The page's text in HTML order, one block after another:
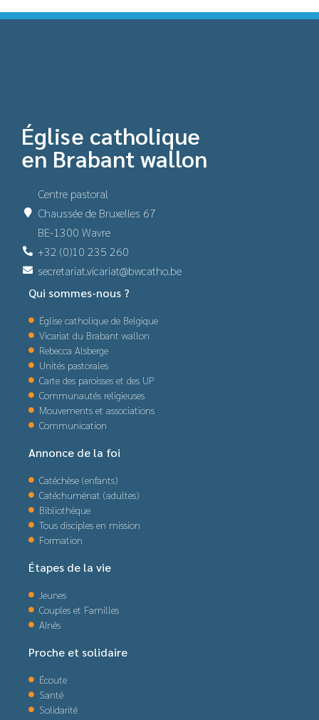
Église catholique
en Brabant wallon
Centre pastoral
Chaussée de Bruxelles 67
BE-1300 Wavre
+32 (0)10 235 260
secretariat.vicariat@bwcatho.be
Qui sommes-nous ?
Église catholique de Belgique
Vicariat du Brabant wallon
Rebecca Alsberge
Unités pastorales
Carte des paroisses et des UP
Communautés religieuses
Mouvements et associations
Communication
Annonce de la foi
Catéchèse (enfants)
Catéchuménat (adultes)
Bibliothèque
Tous disciples en mission
Formation
Étapes de la vie
Jeunes
Couples et Familles
Aînés
Proche et solidaire
Écoute
Santé
Solidarité